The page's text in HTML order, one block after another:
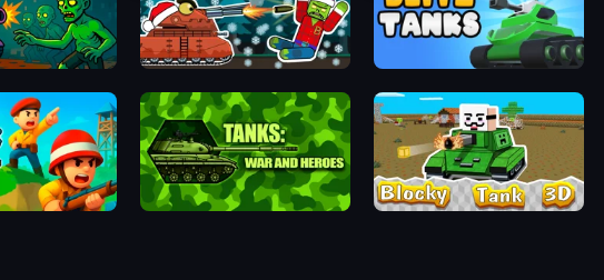
Tanks vs Zombies: Tank Battle
Army General: Battle & Tank Strategy Tanks 2D: War and Heroes! Blocky Tank 3D